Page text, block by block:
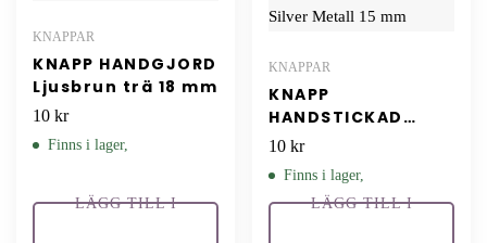
KNAPPAR
KNAPP HANDGJORD
Ljusbrun trä 18 mm
10 kr
Finns i lager,
LÄGG TILL I
KNAPPAR
KNAPP
HANDSTICKAD
Antik Silver Metall
10 kr
Finns i lager,
LÄGG TILL I